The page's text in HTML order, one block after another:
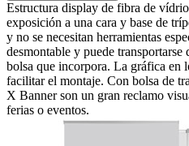
Estructura display de fibra de
exposición a una cara y base de
y no se necesitan herramientas
desmontable y puede transportarse
bolsa que incorpora. La gráfica en
facilitar el montaje. Con bolsa de
X Banner son un gran reclamo
ferias o eventos.